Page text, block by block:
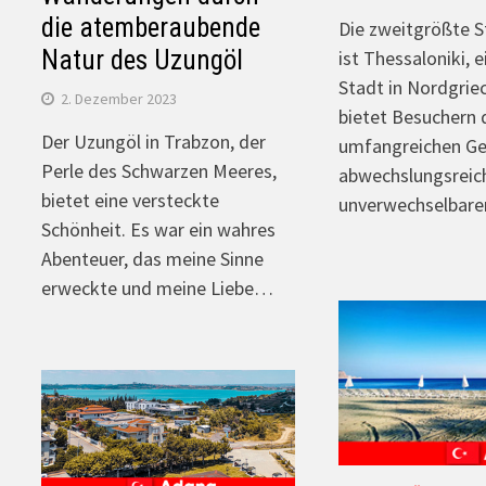
Die zweitgrößte
ist Thessaloniki,
Stadt in
bietet Besuchern
umfangreichen
die atemberaubende
Natur des Uzungöl
2. Dezember 2023
Der Uzungöl in Trabzon, der
Perle des Schwarzen Meeres,
bietet eine versteckte
Schönheit. Es war ein wahres
Abenteuer, das meine Sinne
erweckte und meine Liebe…